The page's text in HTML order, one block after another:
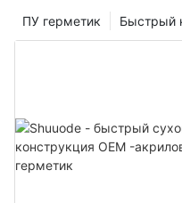
Быстрый
ПУ герметик